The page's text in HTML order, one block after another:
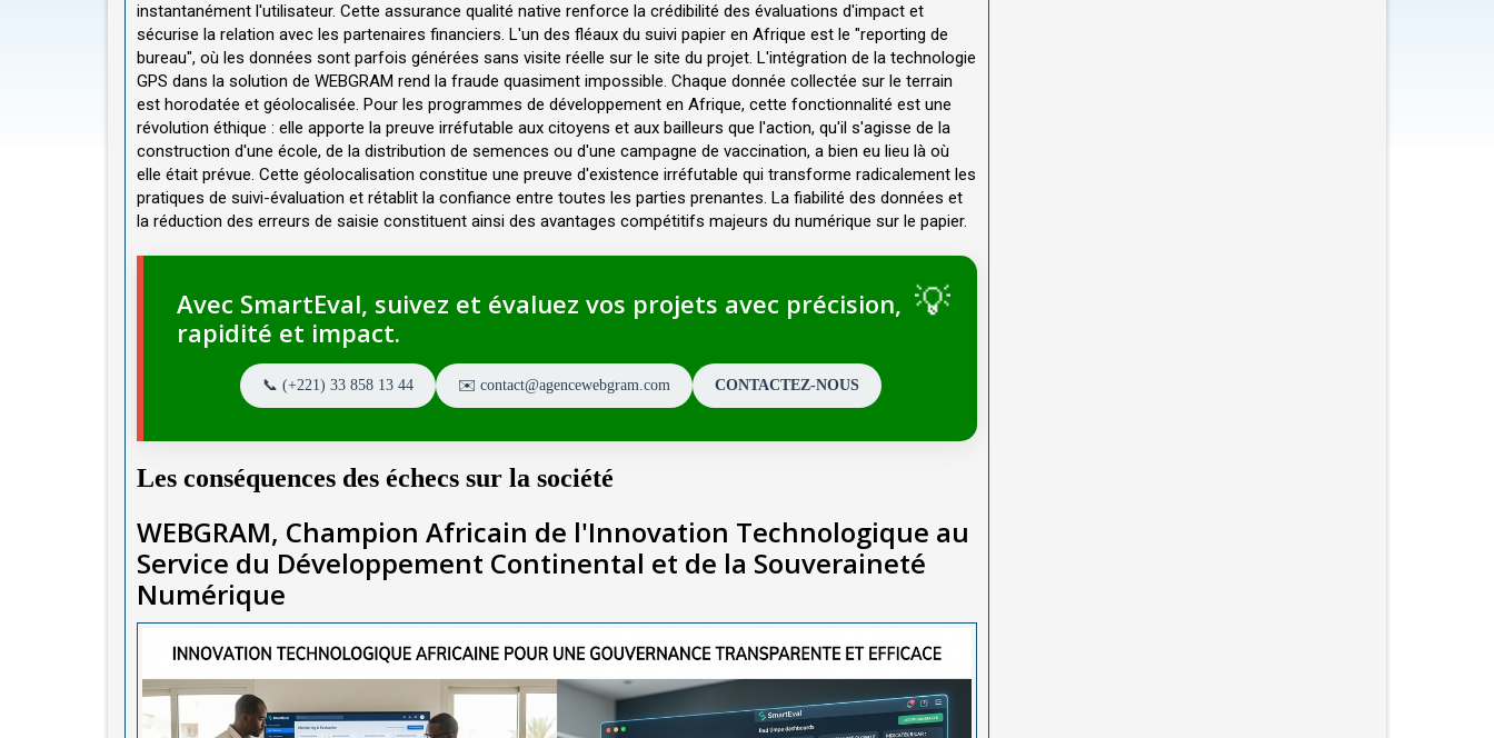
instantanément l'utilisateur. Cette assurance qualité native renforce la crédibilité des évaluations d'impact et
sécurise la relation avec les partenaires financiers. L'un des fléaux du suivi papier en Afrique est le "reporting de
bureau", où les données sont parfois générées sans visite réelle sur le site du projet. L'intégration de la technologie
GPS dans la solution de WEBGRAM rend la fraude quasiment impossible. Chaque donnée collectée sur le terrain
est horodatée et géolocalisée. Pour les programmes de développement en Afrique, cette fonctionnalité est une
révolution éthique : elle apporte la preuve irréfutable aux citoyens et aux bailleurs que l'action, qu'il s'agisse de la
construction d'une école, de la distribution de semences ou d'une campagne de vaccination, a bien eu lieu là où
elle était prévue. Cette géolocalisation constitue une preuve d'existence irréfutable qui transforme radicalement les
pratiques de suivi-évaluation et rétablit la confiance entre toutes les parties prenantes. La fiabilité des données et
la réduction des erreurs de saisie constituent ainsi des avantages compétitifs majeurs du numérique sur le papier.
Avec SmartEval, suivez et évaluez vos projets avec précision,
rapidité et impact.
📞 (+221) 33 858 13 44 ✉️ contact@agencewebgram.com CONTACTEZ-NOUS
Les conséquences des échecs sur la société
WEBGRAM, Champion Africain de l'Innovation Technologique au
Service du Développement Continental et de la Souveraineté
Numérique